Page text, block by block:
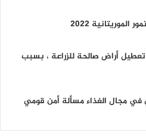
2022
أراض صالحة للزراعة ، بسبب
في مجال الغذاء مسألة أمن قومي